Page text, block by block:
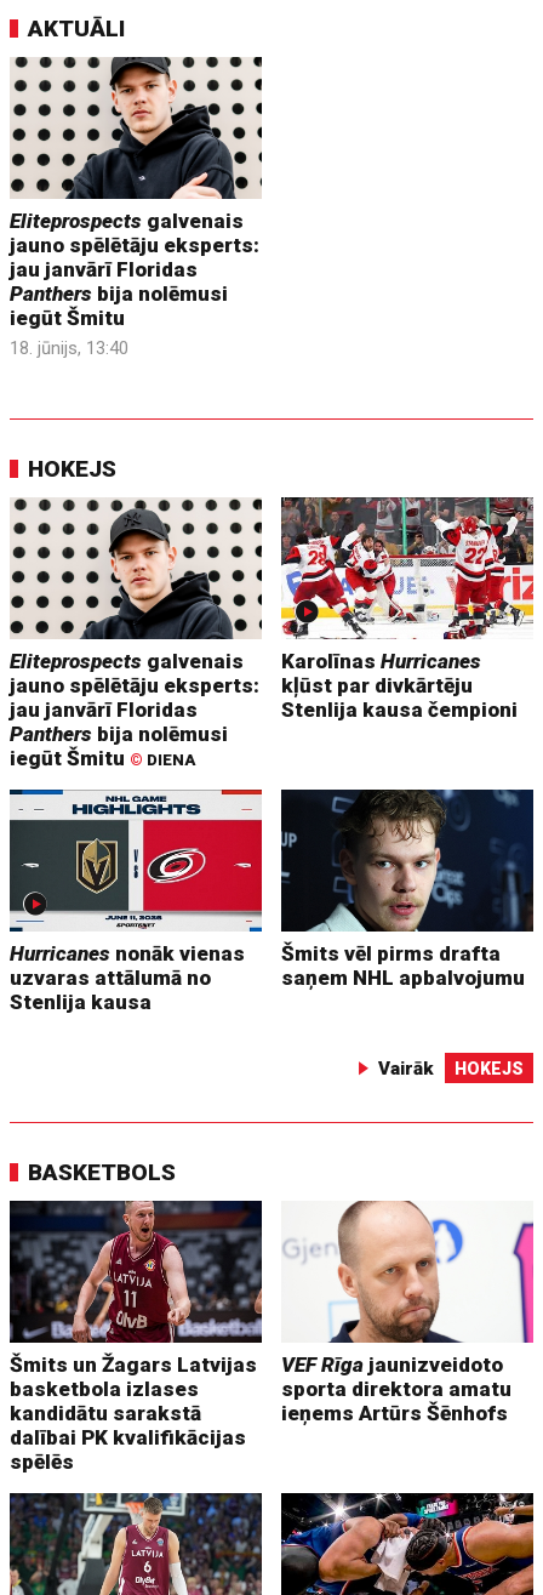
AKTUĀLI
Eliteprospects galvenais
jauno spēlētāju eksperts:
jau janvārī Floridas
Panthers bija nolēmusi
iegūt Šmitu
18. jūnijs, 13:40
HOKEJS
Eliteprospects galvenais
jauno spēlētāju eksperts:
jau janvārī Floridas
Panthers bija nolēmusi
iegūt Šmitu © DIENA
KarolīnasHurricanes
kļūst par divkārtēju
Stenlija kausa čempioni
Hurricanes nonāk vienas
uzvaras attālumā no
Stenlija kausa
Šmits vēl pirms drafta
saņem NHL apbalvojumu
Vairāk HOKEJS
BASKETBOLS
Šmits un Žagars Latvijas
basketbola izlases
kandidātu sarakstā
dalībai PK kvalifikācijas
spēlēs
VEF Rīga jaunizveidoto
sporta direktora amatu
ieņems Artūrs Šēnhofs